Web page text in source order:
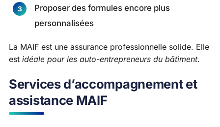
Proposer des formules encore plus
personnalisées
La MAIF est une assurance professionnelle solide. Elle
est idéale pour les auto-entrepreneurs du bâtiment.
Services d’accompagnement et
assistance MAIF